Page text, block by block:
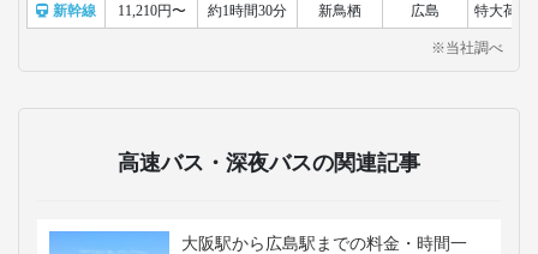
新幹線 11,210円〜 約1時間30分 新鳥栖 広島 特大荷物
※当社調べ
高速バス・深夜バスの関連記事
大阪駅から広島駅までの料金・時間一